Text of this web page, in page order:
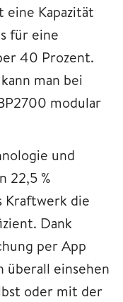
eine Kapazität
für eine
40 Prozent.
man bei
modular
und
22,5 %
Kraftwerk die
Dank
per App
überall einsehen
oder mit der